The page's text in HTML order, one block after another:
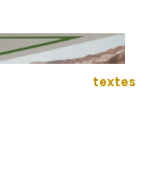
textes